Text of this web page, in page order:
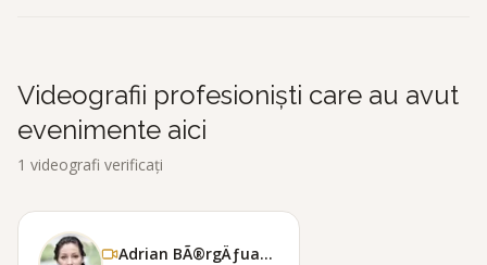
Videografii profesioniști care au avut
evenimente aici
1 videografi verificați
Adrian BÃ®rgÄƒuan Foto &amp; Film